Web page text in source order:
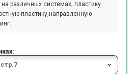
различных системах, пластику
пластику,направленную